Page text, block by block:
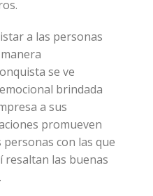
a las personas
se ve
brindada
a sus
promueven
con las que
las buenas